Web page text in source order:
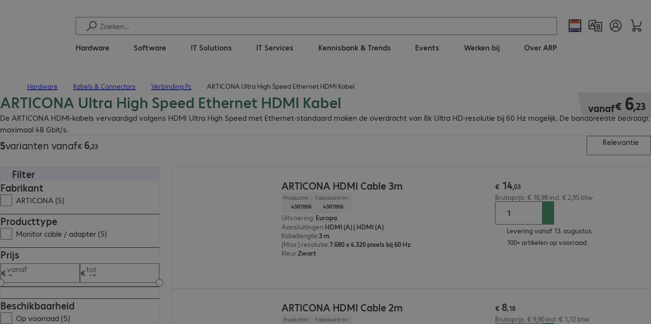
Hardware Software IT Solutions IT Services Kennisbank & Trends Events Werken bij Over ARP
Hardware Kabels & Connectors Verbinding Pc ARTICONA Ultra High Speed Ethernet HDMI Kabel
ARTICONA Ultra High Speed Ethernet HDMI Kabel
De ARTICONA HDMI-kabels vervaardigd volgens HDMI Ultra High Speed met Ethernet-standaard maken de overdracht van 8k Ultra HD-resolutie bij 60 Hz mogelijk. De bandbreedte bedraagt
maximaal 48 Gbit/s.
vanaf€ 6,23
€ 6,23
5varianten vanaf€ 6,23
€ 6,23
Relevantie
Filter
Fabrikant
ARTICONA (5)
Producttype
Monitor cable / adapter (5)
Prijs
vanaf tot
Beschikbaarheid
Op voorraad (5)
ARTICONA HDMI Cable 3m
Productnr.:
4387806
Fabrikant-nr.:
4387806
Uitvoering: Europa
Aansluitingen:HDMI (A) | HDMI (A)
Kabellengte:3 m
(Max.) resolutie:7.680 x 4.320 pixels bij 60 Hz
Kleur:Zwart
€ 14,03
Brutoprijs: € 16,98 incl. € 2,95 btw
Levering vanaf 13. augustus
100+ artikelen op voorraad.
ARTICONA HDMI Cable 2m
Productnr.:
Fabrikant-nr.:
€ 8,18
Brutoprijs: € 9,90 incl. € 1,72 btw